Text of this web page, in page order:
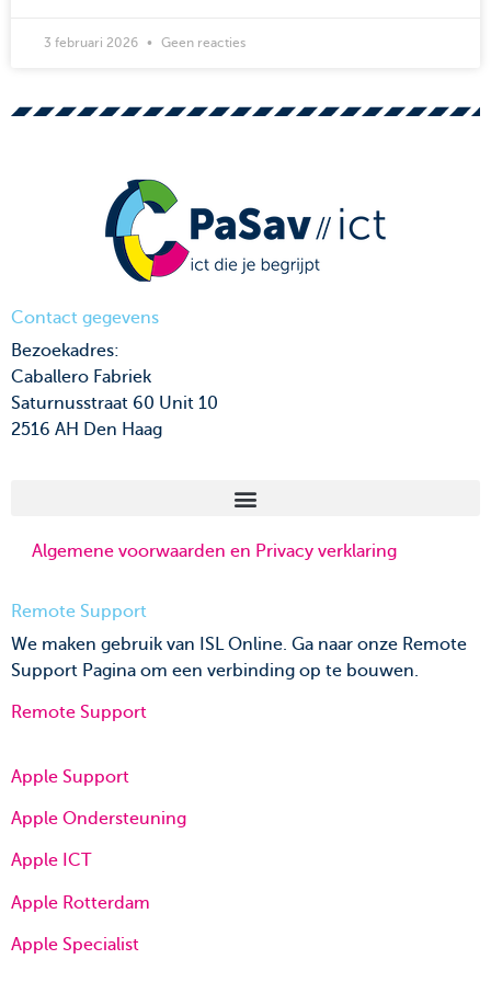
3 februari 2026 Geen reacties
Contact gegevens
Bezoekadres:
Caballero Fabriek
Saturnusstraat 60 Unit 10
2516 AH Den Haag
Algemene voorwaarden en Privacy verklaring
Remote Support
We maken gebruik van ISL Online. Ga naar onze Remote
Support Pagina om een verbinding op te bouwen.
Remote Support
Apple Support
Apple Ondersteuning
Apple ICT
Apple Rotterdam
Apple Specialist